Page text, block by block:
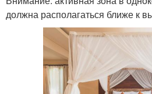
должна располагаться ближе к